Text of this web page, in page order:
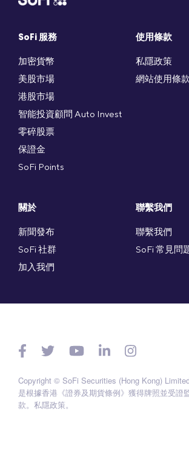
SoFi 服務
加密貨幣
美股市場
港股市場
智能投資顧問 Auto Invest
零碎股票
保證金
SoFi Points
使用條款
私隱政策
網站使用條款
關於
新聞發布
SoFi 社群
加入我們
聯繫我們
聯繫我們
SoFi 常見問
Copyright © SoFi Securities (Hong Kong)
是根據香港《證券及期貨條例》獲得牌照並受證
款。 私隱政策。